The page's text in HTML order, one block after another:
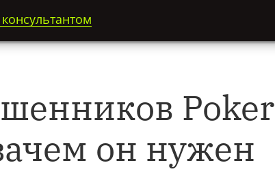
Poker
он нужен